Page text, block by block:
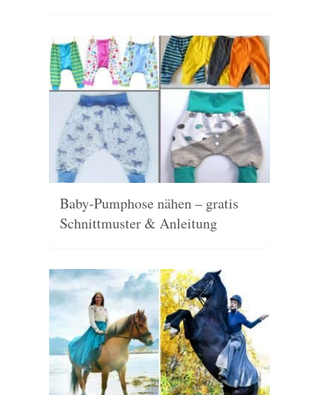
Baby-Pumphose nähen – gratis
Schnittmuster & Anleitung